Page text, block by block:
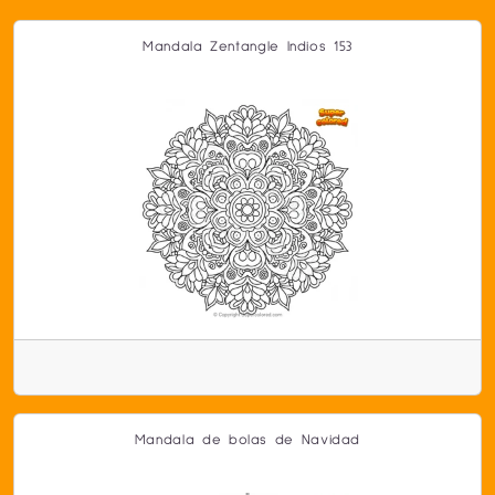
Mandala Zentangle Indios 153
Mandala de bolas de Navidad